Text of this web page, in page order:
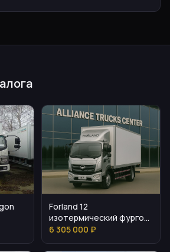
Forland 12
изотермический фургон
— параметры и
6 305 000 ₽